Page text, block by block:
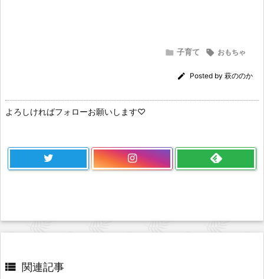
 子育て  おもちゃ
 Posted by 萩ののか
よろしければフォローお願いします♡
 関連記事